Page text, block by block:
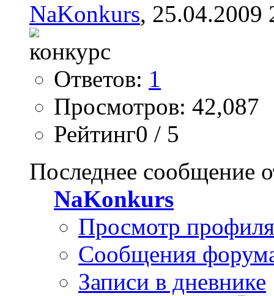
NaKonkurs, 25.04.2009
Ответов: 1
Просмотров: 42,087
Рейтинг0 / 5
Последнее сообщение
NaKonkurs
Просмотр профиля
Сообщения
Записи в дневнике